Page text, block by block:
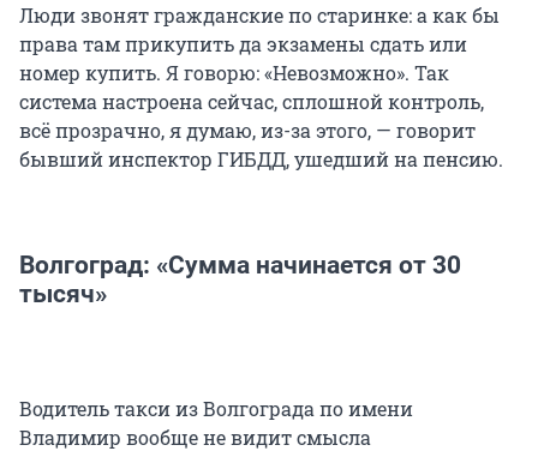
Люди звонят гражданские по старинке: а как бы
права там прикупить да экзамены сдать или
номер купить. Я говорю: «Невозможно». Так
система настроена сейчас, сплошной контроль,
всё прозрачно, я думаю, из-за этого, — говорит
бывший инспектор ГИБДД, ушедший на пенсию.
Волгоград: «Сумма начинается от 30
тысяч»
Водитель такси из Волгограда по имени
Владимир вообще не видит смысла